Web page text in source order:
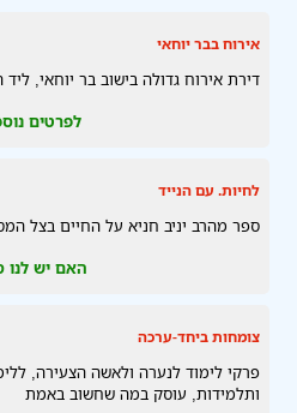
אירוח בבר יוחאי
דירת אירוח גדולה בישוב בר יוחאי,
לפרטים
לחיות. עם הנייד
ספר מהרב יניב חניא על החיים בצל
האם יש לנו
צומחות ביחד-ערכה
פרקי לימוד לנערה ולאשה הצעירה,
ותלמידות, עוסק במה שחשוב באמת